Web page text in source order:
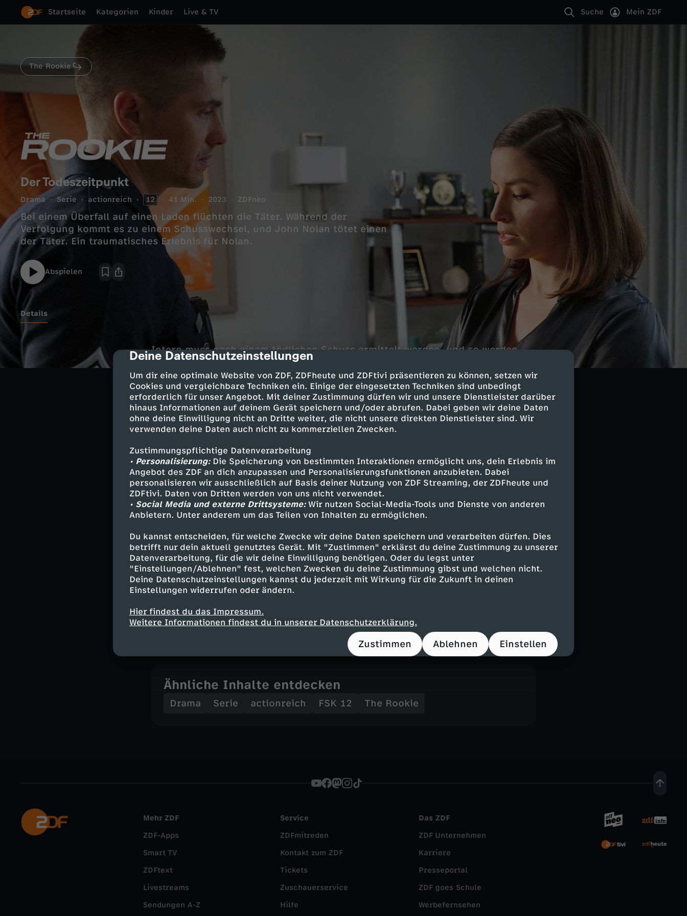
cmp-dialog-description
Deine Datenschutzeinstellungen
Um dir eine optimale Website von ZDF, ZDFheute und ZDFtivi präsentieren zu können, setzen wir
Cookies und vergleichbare Techniken ein. Einige der eingesetzten Techniken sind unbedingt
erforderlich für unser Angebot. Mit deiner Zustimmung dürfen wir und unsere Dienstleister darüber
hinaus Informationen auf deinem Gerät speichern und/oder abrufen. Dabei geben wir deine Daten
ohne deine Einwilligung nicht an Dritte weiter, die nicht unsere direkten Dienstleister sind. Wir
verwenden deine Daten auch nicht zu kommerziellen Zwecken.
Zustimmungspflichtige Datenverarbeitung
• Personalisierung:Die Speicherung von bestimmten Interaktionen ermöglicht uns, dein Erlebnis im
Angebot des ZDF an dich anzupassen und Personalisierungsfunktionen anzubieten. Dabei
personalisieren wir ausschließlich auf Basis deiner Nutzung von ZDF Streaming, der ZDFheute und
ZDFtivi. Daten von Dritten werden von uns nicht verwendet.
• Social Media und externe Drittsysteme:Wir nutzen Social-Media-Tools und Dienste von anderen
Anbietern. Unter anderem um das Teilen von Inhalten zu ermöglichen.
Du kannst entscheiden, für welche Zwecke wir deine Daten speichern und verarbeiten dürfen. Dies
betrifft nur dein aktuell genutztes Gerät. Mit "Zustimmen" erklärst du deine Zustimmung zu unserer
Datenverarbeitung, für die wir deine Einwilligung benötigen. Oder du legst unter
"Einstellungen/Ablehnen" fest, welchen Zwecken du deine Zustimmung gibst und welchen nicht.
Deine Datenschutzeinstellungen kannst du jederzeit mit Wirkung für die Zukunft in deinen
Einstellungen widerrufen oder ändern.
Hier findest du das Impressum.
Weitere Informationen findest du in unserer Datenschutzerklärung.
Zustimmen Ablehnen Einstellen
Startseite Kategorien Kinder Live & TV Suche Mein ZDF
The Rookie
Der Todeszeitpunkt
Drama Serie actionreich 12 41 Min. 2023 ZDFneo
Bei einem Überfall auf einen Laden flüchten die Täter. Während der
Verfolgung kommt es zu einem Schusswechsel, und John Nolan tötet einen
der Täter. Ein traumatisches Erlebnis für Nolan.
Abspielen
Details
Intern muss nach einem tödlichen Schuss ermittelt werden, und so werden
Nolan und der Einsatz unter die Lupe genommen. Tim Bradfords Frau kommt
aus der Untersuchungshaft frei, um als Informantin dem Drogendezernat zu
dienen – Bradford macht sich große Sorgen.
Darsteller
John Nolan - Nathan Fillion
Angela Lopez - Alyssa Diaz
Sergeant Wade Grey - Richard T. Jones
Jackson West - Titus Makin Jr.
Lucy Chen - Melissa O'Neil
Talia Bishop - Afton Williamson
Captain Zoe Andersen - Mercedes Mason
und andere -
Stab
Regie - Michael Goi
Autor - Alexi Hawley
Ähnliche Inhalte entdecken
Drama Serie actionreich FSK 12 The Rookie
Mehr ZDF
ZDF-Apps
Smart TV
ZDFtext
Livestreams
Sendungen A-Z
Service
ZDFmitreden
Kontakt zum ZDF
Tickets
Zuschauerservice
Hilfe
Das ZDF
ZDF Unternehmen
Karriere
Presseportal
ZDF goes Schule
Werbefernsehen